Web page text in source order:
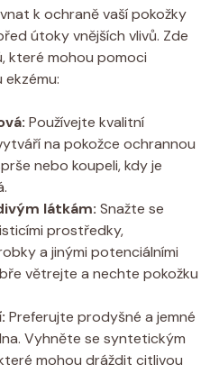
k ochraně vaší pokožky⁢
‍útoky vnějších vlivů. ‌Zde
které mohou pomoci
ekzému:
Používejte kvalitní
na pokožce ochrannou
nebo koupeli, kdy je
látkám: Snažte se
prostředky,
a jinými potenciálními
větrejte a nechte pokožku
Preferujte prodyšné a jemné
Vyhněte se syntetickým
mohou dráždit citlivou